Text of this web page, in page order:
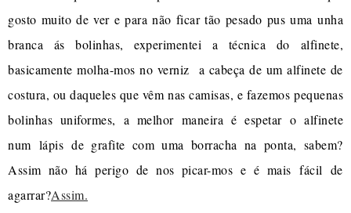
gosto muito de ver e para não ficar tão pesado pus uma unha
branca ás bolinhas, experimentei a técnica do alfinete,
basicamente molha-mos no verniz a cabeça de um alfinete de
costura, ou daqueles que vêm nas camisas, e fazemos pequenas
bolinhas uniformes, a melhor maneira é espetar o alfinete
num lápis de grafite com uma borracha na ponta, sabem?
Assim não há perigo de nos picar-mos e é mais fácil de
agarrar?Assim.